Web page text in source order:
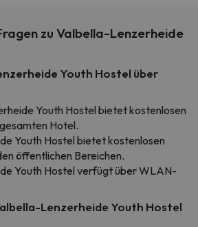
zu Valbella-Lenzerheide
Youth Hostel über
Youth Hostel bietet kostenlosen
Hotel.
Youth Hostel bietet kostenlosen
öffentlichen Bereichen.
Youth Hostel verfügt über WLAN-
Lenzerheide Youth Hostel